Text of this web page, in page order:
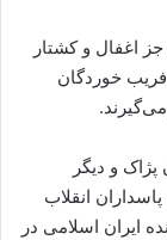
جز اغفال و کشتار
خوردگان
پژاک و دیگر
انقلاب
ایران اسلامی در